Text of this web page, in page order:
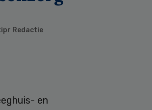
Redactie
en